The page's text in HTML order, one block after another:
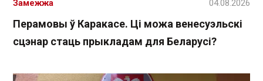
Перамовы ў Каракасе. Ці можа венесуэльскі
сцэнар стаць прыкладам для Беларусі?
Замежжа 04.08.2026